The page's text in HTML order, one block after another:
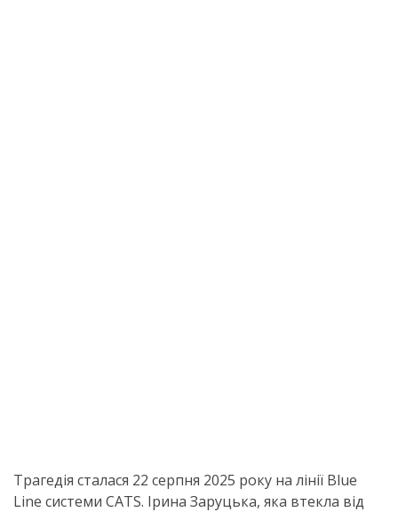
Трагедія сталася 22 серпня 2025 року на лінії Blue
Line системи CATS. Ірина Заруцька, яка втекла від